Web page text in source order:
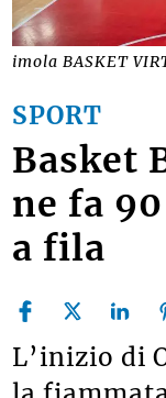
imola BASKET
SPORT
Basket
ne fa
a fila
L’inizio di